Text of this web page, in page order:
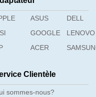
ASUS
DELL
GOOGLE
LENOVO
ACER
Clientèle
sommes-nous?